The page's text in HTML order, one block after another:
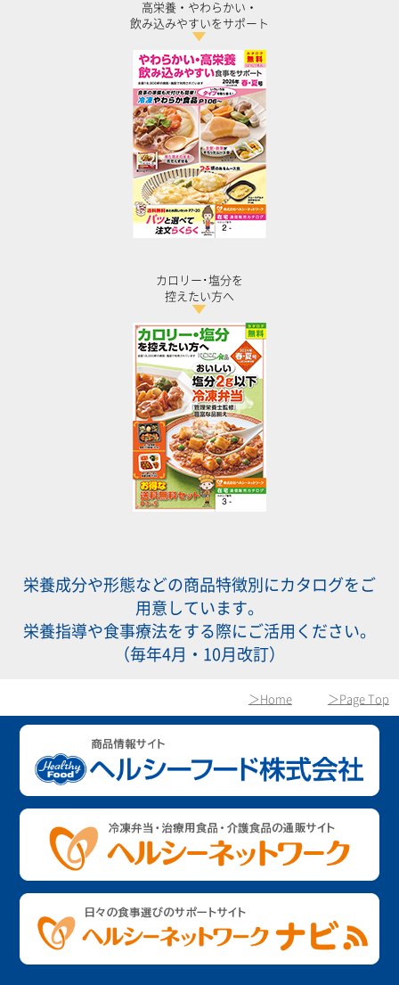
高栄養・やわらかい・
飲み込みやすいをサポート
カロリー･塩分を
控えたい方へ
栄養成分や形態などの商品特徴別にカタログをご
用意しています。
栄養指導や食事療法をする際にご活用ください。
（毎年4月・10月改訂）
＞Page Top
＞Home